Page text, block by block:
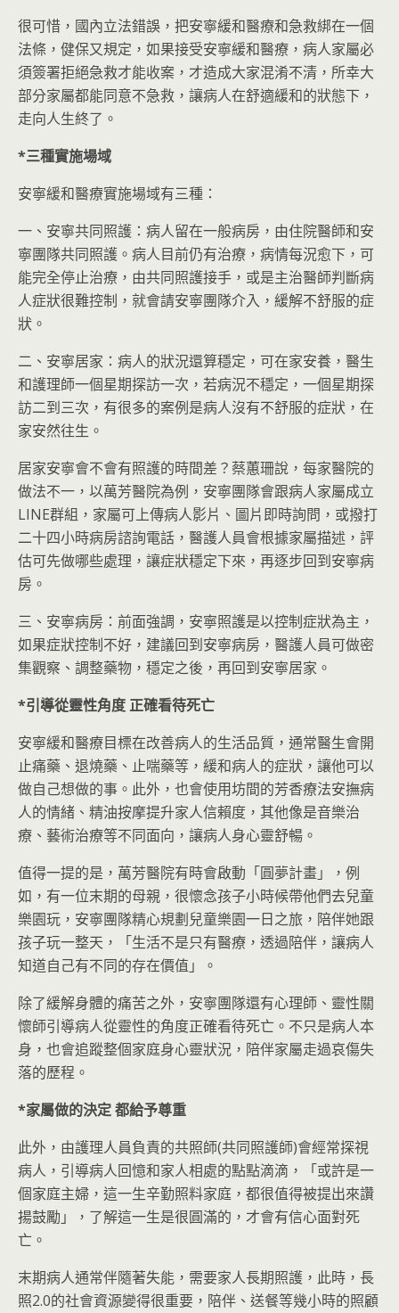
很可惜，國內立法錯誤，把安寧緩和醫療和急救綁在一個
法條，健保又規定，如果接受安寧緩和醫療，病人家屬必
須簽署拒絕急救才能收案，才造成大家混淆不清，所幸大
部分家屬都能同意不急救，讓病人在舒適緩和的狀態下，
走向人生終了。
*三種實施場域
安寧緩和醫療實施場域有三種：
一、安寧共同照護：病人留在一般病房，由住院醫師和安
寧團隊共同照護。病人目前仍有治療，病情每況愈下，可
能完全停止治療，由共同照護接手，或是主治醫師判斷病
人症狀很難控制，就會請安寧團隊介入，緩解不舒服的症
狀。
二、安寧居家：病人的狀況還算穩定，可在家安養，醫生
和護理師一個星期探訪一次，若病況不穩定，一個星期探
訪二到三次，有很多的案例是病人沒有不舒服的症狀，在
家安然往生。
居家安寧會不會有照護的時間差？蔡蕙珊說，每家醫院的
做法不一，以萬芳醫院為例，安寧團隊會跟病人家屬成立
LINE群組，家屬可上傳病人影片、圖片即時詢問，或撥打
二十四小時病房諮詢電話，醫護人員會根據家屬描述，評
估可先做哪些處理，讓症狀穩定下來，再逐步回到安寧病
房。
三、安寧病房：前面強調，安寧照護是以控制症狀為主，
如果症狀控制不好，建議回到安寧病房，醫護人員可做密
集觀察、調整藥物，穩定之後，再回到安寧居家。
*引導從靈性角度正確看待死亡
安寧緩和醫療目標在改善病人的生活品質，通常醫生會開
止痛藥、退燒藥、止喘藥等，緩和病人的症狀，讓他可以
做自己想做的事。此外，也會使用坊間的芳香療法安撫病
人的情緒、精油按摩提升家人信賴度，其他像是音樂治
療、藝術治療等不同面向，讓病人身心靈舒暢。
值得一提的是，萬芳醫院有時會啟動「圓夢計畫」，例
如，有一位末期的母親，很懷念孩子小時候帶他們去兒童
樂園玩，安寧團隊精心規劃兒童樂園一日之旅，陪伴她跟
孩子玩一整天，「生活不是只有醫療，透過陪伴，讓病人
知道自己有不同的存在價值」。
除了緩解身體的痛苦之外，安寧團隊還有心理師、靈性關
懷師引導病人從靈性的角度正確看待死亡。不只是病人本
身，也會追蹤整個家庭身心靈狀況，陪伴家屬走過哀傷失
落的歷程。
*家屬做的決定都給予尊重
此外，由護理人員負責的共照師(共同照護師)會經常探視
病人，引導病人回憶和家人相處的點點滴滴，「或許是一
個家庭主婦，這一生辛勤照料家庭，都很值得被提出來讚
揚鼓勵」，了解這一生是很圓滿的，才會有信心面對死
亡。
末期病人通常伴隨著失能，需要家人長期照護，此時，長
照2.0的社會資源變得很重要，陪伴、送餐等幾小時的照顧